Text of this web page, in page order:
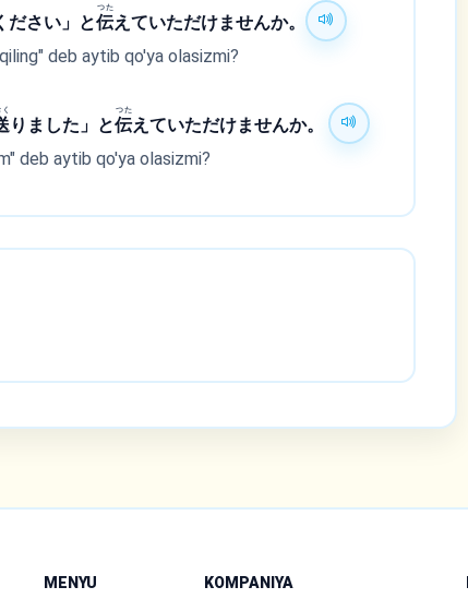
ださい」と伝
つた
えていただけませんか。
deb aytib qo'ya olasizmi?
りました」と伝
つた
えていただけませんか。
deb aytib qo'ya olasizmi?
MENYU KOMPANIYA